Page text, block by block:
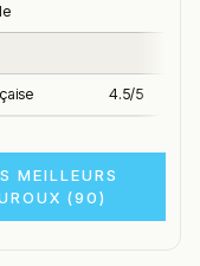
4.5/5
MEILLEURS
(90)